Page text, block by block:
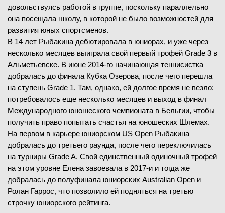
довольствуясь работой в группе, поскольку параллельно
она посещала школу, в которой не было возможностей для
развития юных спортсменов.
В 14 лет Рыбакина дебютировала в юниорах, и уже через
несколько месяцев выиграла свой первый трофей Grade 3 в
Альметьевске. В июне 2014-го начинающая теннисистка
добралась до финала Кубка Озерова, после чего перешла
на ступень Grade 1. Там, однако, ей долгое время не везло:
потребовалось еще несколько месяцев и выход в финал
Международного юношеского чемпионата в Бельгии, чтобы
получить право попытать счастья на юношеских Шлемах.
На первом в карьере юниорском US Open Рыбакина
добралась до третьего раунда, после чего переключилась
на турниры Grade A. Свой единственный одиночный трофей
на этом уровне Елена завоевала в 2017-и и тогда же
добралась до полуфинала юниорских Australian Open и
Ролан Гаррос, что позволило ей подняться на третью
строчку юниорского рейтинга.